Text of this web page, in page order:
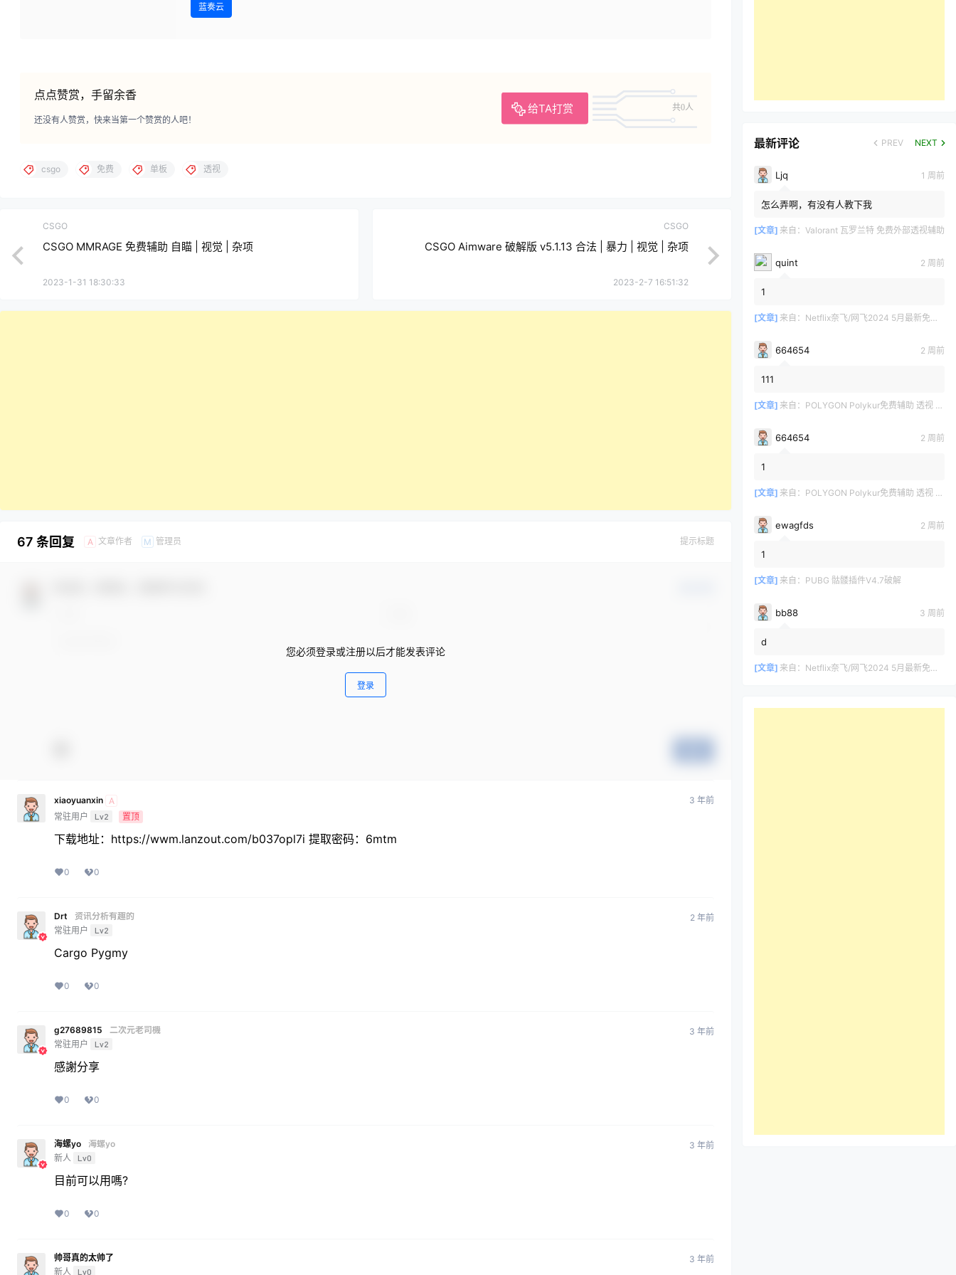
蓝奏云
点点赞赏，手留余香
给TA打赏 共0人
还没有人赞赏，快来当第一个赞赏的人吧！
csgo 免费 单板 透视
CSGO
CSGO MMRAGE 免费辅助 自瞄 | 视觉 | 杂项
2023-1-31 18:30:33
CSGO
CSGO Aimware 破解版 v5.1.13 合法 | 暴力 | 视觉 | 杂项
2023-2-7 16:51:32
67 条回复 A 文章作者 M 管理员 提示标题
您必须登录或注册以后才能发表评论
登录
xiaoyuanxin A
常驻用户
Lv2 置顶
3 年前
下载地址：https://wwm.lanzout.com/b037opl7i 提取密码：6mtm
0 0
Drt
资讯分析有趣的
常驻用户
Lv2
2 年前
Cargo Pygmy
0 0
g27689815
二次元老司機
常驻用户
Lv2
3 年前
感謝分享
0 0
海螺yo
海螺yo
新人
Lv0
3 年前
目前可以用嗎?
0 0
帅哥真的太帅了
新人
Lv0
3 年前
最新评论 PREV NEXT
Ljq 1 周前
怎么弄啊，有没有人教下我
[文章] 来自： Valorant 瓦罗兰特 免费外部透视辅助
quint 2 周前
1
[文章] 来自： Netflix奈飞/网飞2024 5月最新免费共享账号
664654 2 周前
111
[文章] 来自： POLYGON Polykur免费辅助 透视 无后座 v2.1
664654 2 周前
1
[文章] 来自： POLYGON Polykur免费辅助 透视 无后座 v2.1
ewagfds 2 周前
1
[文章] 来自： PUBG 骷髅插件V4.7破解
bb88 3 周前
d
[文章] 来自： Netflix奈飞/网飞2024 5月最新免费共享账号